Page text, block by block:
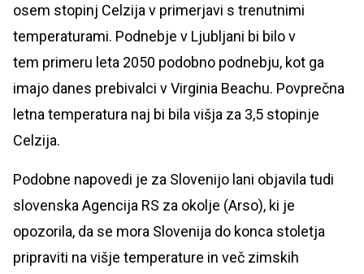
osem stopinj Celzija v primerjavi s trenutnimi
temperaturami. Podnebje v Ljubljani bi bilo v
tem primeru leta 2050 podobno podnebju, kot ga
imajo danes prebivalci v Virginia Beachu. Povprečna
letna temperatura naj bi bila višja za 3,5 stopinje
Celzija.
Podobne napovedi je za Slovenijo lani objavila tudi
slovenska Agencija RS za okolje (Arso), ki je
opozorila, da se mora Slovenija do konca stoletja
pripraviti na višje temperature in več zimskih